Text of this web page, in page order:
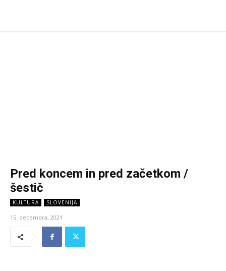
Pred koncem in pred začetkom /
šestič
KULTURA SLOVENIJA
15. decembra, 2021